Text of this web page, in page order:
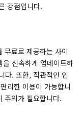
강점입니다.
무료로 제공하는 사이
신속하게 업데이트하
다. 또한, 직관적인 인
리한 이용이 가능합니
주의가 필요합니다.